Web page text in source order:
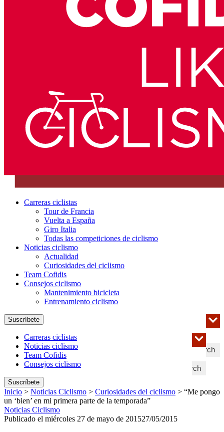
Carreras ciclistas
Tour de Francia
Vuelta a España
Giro Italia
Todas las competiciones de ciclismo
Noticias ciclismo
Actualidad
Curiosidades del ciclismo
Team Cofidis
Consejos ciclismo
Mantenimiento bicicleta
Entrenamiento ciclismo
Search
Suscríbete
Search
Carreras ciclistas
Noticias ciclismo
Team Cofidis
Consejos ciclismo
Suscríbete
Inicio > Noticias Ciclismo > Curiosidades del ciclismo > “Me pongo
un ‘bien’ en mi primera parte de la temporada”
Noticias Ciclismo
Publicado el miércoles 27 de mayo de 201527/05/2015